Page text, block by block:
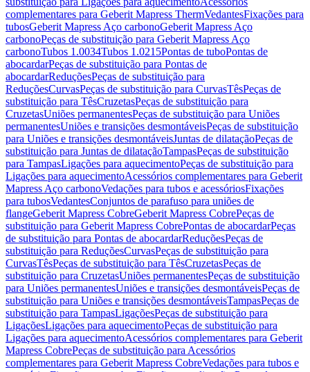
complementares para Geberit Mapress ThermVedantesFixações para
tubosGeberit Mapress Aço carbonoGeberit Mapress Aço
carbonoPeças de substituição para Geberit Mapress Aço
carbonoTubos 1.0034Tubos 1.0215Pontas de tuboPontas de
abocardarPeças de substituição para Pontas de
abocardarReduçõesPeças de substituição para
ReduçõesCurvasPeças de substituição para CurvasTêsPeças de
substituição para TêsCruzetasPeças de substituição para
CruzetasUniões permanentesPeças de substituição para Uniões
permanentesUniões e transições desmontáveisPeças de substituição
para Uniões e transições desmontáveisJuntas de dilataçãoPeças de
substituição para Juntas de dilataçãoTampasPeças de substituição
para TampasLigações para aquecimentoPeças de substituição para
Ligações para aquecimentoAcessórios complementares para Geberit
Mapress Aço carbonoVedações para tubos e acessóriosFixações
para tubosVedantesConjuntos de parafuso para uniões de
flangeGeberit Mapress CobreGeberit Mapress CobrePeças de
substituição para Geberit Mapress CobrePontas de abocardarPeças
de substituição para Pontas de abocardarReduçõesPeças de
substituição para ReduçõesCurvasPeças de substituição para
CurvasTêsPeças de substituição para TêsCruzetasPeças de
substituição para CruzetasUniões permanentesPeças de substituição
para Uniões permanentesUniões e transições desmontáveisPeças de
substituição para Uniões e transições desmontáveisTampasPeças de
substituição para TampasLigaçõesPeças de substituição para
LigaçõesLigações para aquecimentoPeças de substituição para
Ligações para aquecimentoAcessórios complementares para Geberit
Mapress CobrePeças de substituição para Acessórios
complementares para Geberit Mapress CobreVedações para tubos e